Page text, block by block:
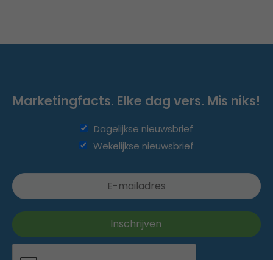
Marketingfacts. Elke dag vers. Mis niks!
Dagelijkse nieuwsbrief
Wekelijkse nieuwsbrief